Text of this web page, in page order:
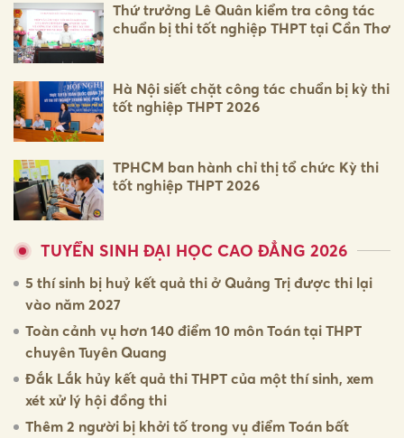
Thứ trưởng Lê Quân kiểm tra công tác
chuẩn bị thi tốt nghiệp THPT tại Cần Thơ
Hà Nội siết chặt công tác chuẩn bị kỳ thi
tốt nghiệp THPT 2026
TPHCM ban hành chỉ thị tổ chức Kỳ thi
tốt nghiệp THPT 2026
TUYỂN SINH ĐẠI HỌC CAO ĐẲNG 2026
5 thí sinh bị huỷ kết quả thi ở Quảng Trị được thi lại
vào năm 2027
Toàn cảnh vụ hơn 140 điểm 10 môn Toán tại THPT
chuyên Tuyên Quang
Đắk Lắk hủy kết quả thi THPT của một thí sinh, xem
xét xử lý hội đồng thi
Thêm 2 người bị khởi tố trong vụ điểm Toán bất